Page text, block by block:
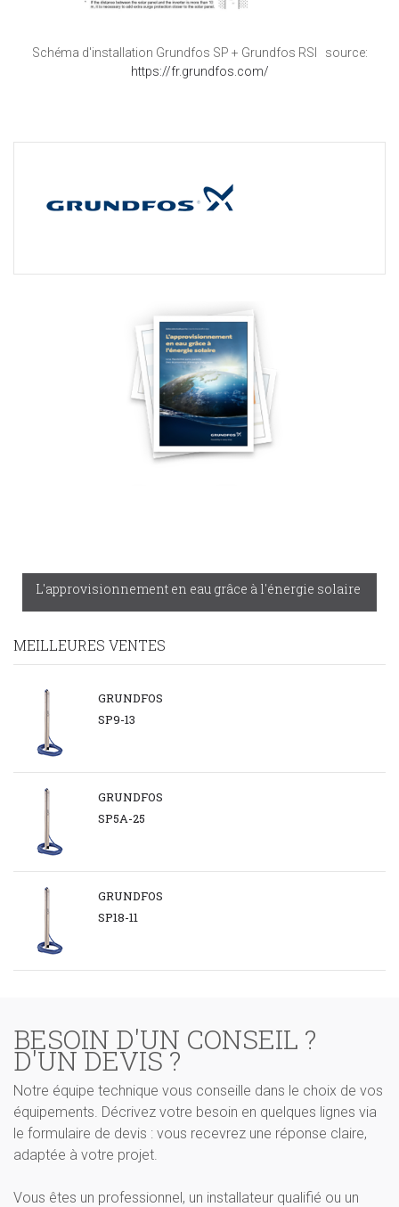
Schéma d'installation Grundfos SP + Grundfos RSI source:
https://fr.grundfos.com/
L'approvisionnement en eau grâce à l'énergie solaire
MEILLEURES VENTES
GRUNDFOS
SP9-13
GRUNDFOS
SP5A-25
GRUNDFOS
SP18-11
BESOIN D'UN CONSEIL ?
D'UN DEVIS ?
Notre équipe technique vous conseille dans le choix de vos
équipements. Décrivez votre besoin en quelques lignes via
le formulaire de devis : vous recevrez une réponse claire,
adaptée à votre projet.
Vous êtes un professionnel, un installateur qualifié ou un